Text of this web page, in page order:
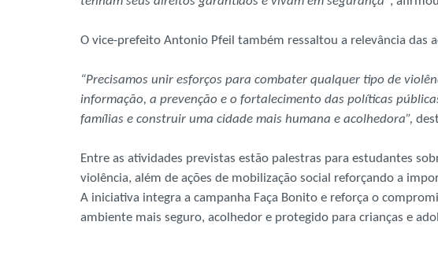
O vice-prefeito Antonio Pfeil também ressaltou a relevância das
“Precisamos unir esforços para combater qualquer tipo de
informação, a prevenção e o fortalecimento das políticas
famílias e construir uma cidade mais humana e acolhedora”,
Entre as atividades previstas estão palestras para estudantes
violência, além de ações de mobilização social reforçando a
A iniciativa integra a campanha Faça Bonito e reforça o
ambiente mais seguro, acolhedor e protegido para crianças e